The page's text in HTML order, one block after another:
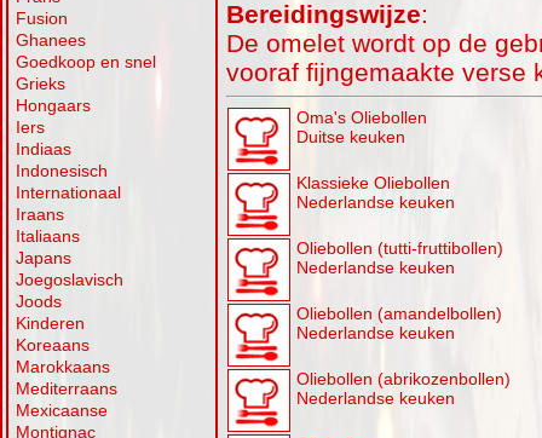
Fusion
Ghanees
Goedkoop en snel
Grieks
Hongaars
Iers
Indiaas
Indonesisch
Internationaal
Iraans
Italiaans
Japans
Joegoslavisch
Joods
Kinderen
Koreaans
Marokkaans
Mediterraans
Mexicaanse
Montignac
Bereidingswijze:
De omelet wordt op de
vooraf fijngemaakte verse
Oma's Oliebollen
Duitse keuken
Klassieke Oliebollen
Nederlandse keuken
Oliebollen (tutti-fruttibollen)
Nederlandse keuken
Oliebollen (amandelbollen)
Nederlandse keuken
Oliebollen (abrikozenbollen)
Nederlandse keuken